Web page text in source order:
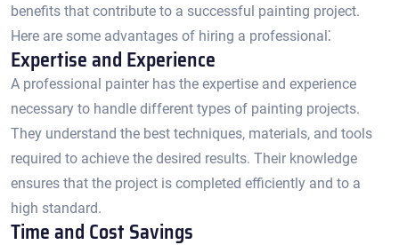
benefits that contribute to a successful painting project.​
Here are some advantages of hiring a professional⁚
Expertise and Experience
A professional painter has the expertise and experience
necessary to handle different types of painting projects.​
They understand the best techniques, materials, and tools
required to achieve the desired results.​ Their knowledge
ensures that the project is completed efficiently and to a
high standard.​
Time and Cost Savings